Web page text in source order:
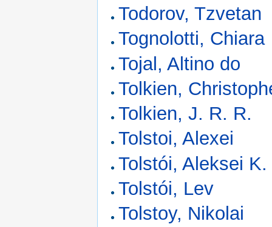
Todorov, Tzvetan
Tognolotti, Chiara
Tojal, Altino do
Tolkien,
Tolkien, J. R. R.
Tolstoi, Alexei
Tolstói, Aleksei K.
Tolstói, Lev
Tolstoy, Nikolai